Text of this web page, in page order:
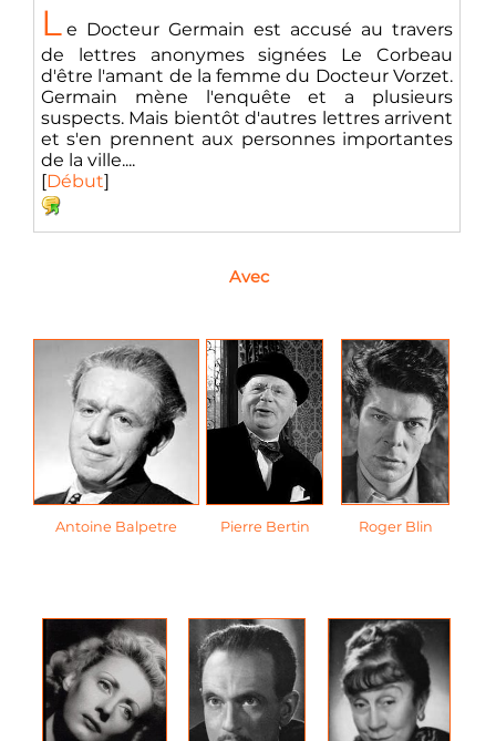
L e Docteur Germain est accusé au travers
de lettres anonymes signées Le Corbeau
d'être l'amant de la femme du Docteur Vorzet.
Germain mène l'enquête et a plusieurs
suspects. Mais bientôt d'autres lettres arrivent
et s'en prennent aux personnes importantes
de la ville....
[Début]
Avec
Antoine Balpetre Pierre Bertin Roger Blin